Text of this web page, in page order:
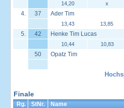
14,20 x
4. 37 Ader Tim
13,43 13,85
5. 42 Henke Tim Lucas
10,44 10,83
50 Opatz Tim
Finale
Rg. StNr. Name